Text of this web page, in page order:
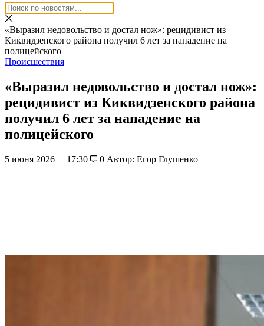
«Выразил недовольство и достал нож»: рецидивист из
Киквидзенского района получил 6 лет за нападение на
полицейского
Происшествия
«Выразил недовольство и достал нож»:
рецидивист из Киквидзенского района
получил 6 лет за нападение на
полицейского
5 июня 2026 17:30 0 Автор: Егор Глушенко